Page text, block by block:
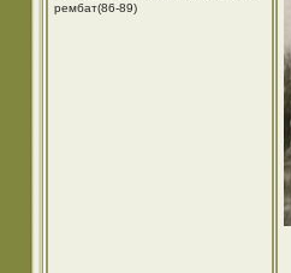
рембат(86-89)